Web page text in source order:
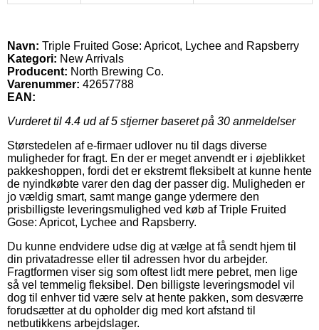
Navn: Triple Fruited Gose: Apricot, Lychee and Rapsberry
Kategori: New Arrivals
Producent: North Brewing Co.
Varenummer: 42657788
EAN:
Vurderet til 4.4 ud af 5 stjerner baseret på 30 anmeldelser
Størstedelen af e-firmaer udlover nu til dags diverse
muligheder for fragt. En der er meget anvendt er i øjeblikket
pakkeshoppen, fordi det er ekstremt fleksibelt at kunne hente
de nyindkøbte varer den dag der passer dig. Muligheden er
jo vældig smart, samt mange gange ydermere den
prisbilligste leveringsmulighed ved køb af Triple Fruited
Gose: Apricot, Lychee and Rapsberry.
Du kunne endvidere udse dig at vælge at få sendt hjem til
din privatadresse eller til adressen hvor du arbejder.
Fragtformen viser sig som oftest lidt mere pebret, men lige
så vel temmelig fleksibel. Den billigste leveringsmodel vil
dog til enhver tid være selv at hente pakken, som desværre
forudsætter at du opholder dig med kort afstand til
netbutikkens arbejdslager.